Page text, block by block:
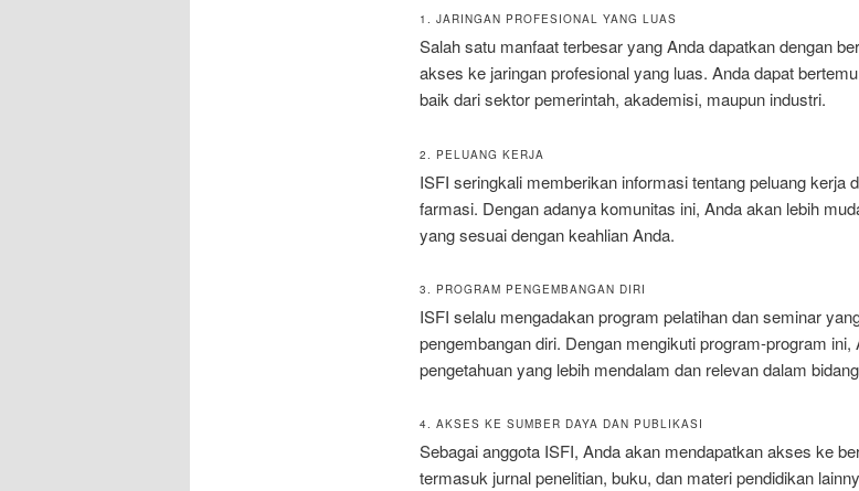
1. JARINGAN PROFESIONAL YANG LUAS
Salah satu manfaat terbesar yang Anda dapatkan dengan
akses ke jaringan profesional yang luas. Anda dapat
baik dari sektor pemerintah, akademisi, maupun industri.
2. PELUANG KERJA
ISFI seringkali memberikan informasi tentang peluang kerja
farmasi. Dengan adanya komunitas ini, Anda akan lebih
yang sesuai dengan keahlian Anda.
3. PROGRAM PENGEMBANGAN DIRI
ISFI selalu mengadakan program pelatihan dan seminar
pengembangan diri. Dengan mengikuti program-program
pengetahuan yang lebih mendalam dan relevan dalam
4. AKSES KE SUMBER DAYA DAN PUBLIKASI
Sebagai anggota ISFI, Anda akan mendapatkan akses ke
termasuk jurnal penelitian, buku, dan materi pendidikan